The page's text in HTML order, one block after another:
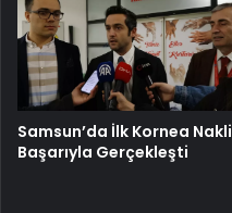
Samsun’da İlk Kornea Nakli
Başarıyla Gerçekleşti